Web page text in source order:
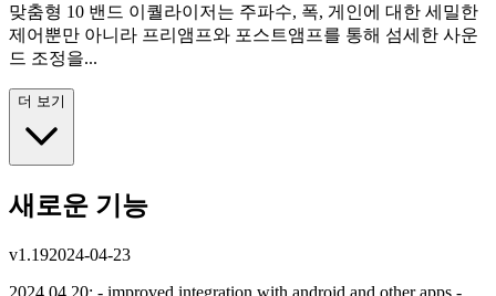
맞춤형 10 밴드 이퀄라이저는 주파수, 폭, 게인에 대한 세밀한
제어뿐만 아니라 프리앰프와 포스트앰프를 통해 섬세한 사운
드 조정을...
더 보기
새로운 기능
v1.192024-04-23
2024.04.20: - improved integration with android and other apps -